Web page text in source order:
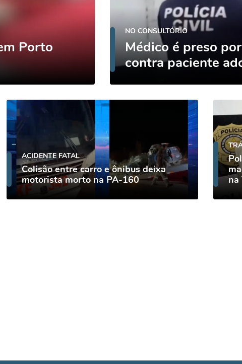
Porto
NO CONSULTÓRIO
Médico é preso
contra paciente
ACIDENTE FATAL
Colisão entre carro e ônibus deixa
motorista morto na PA-160
na